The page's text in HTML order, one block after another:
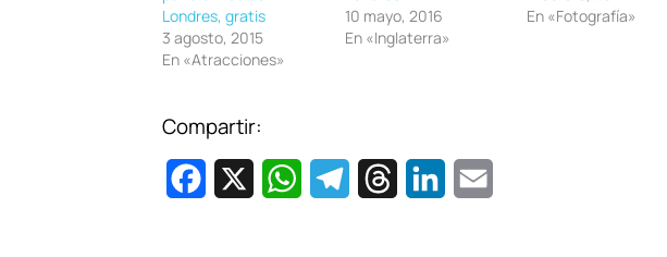
Londres, gratis
3 agosto, 2015
En «Atracciones»
10 mayo, 2016
En «Inglaterra»
En «Fotografía»
Compartir:
W